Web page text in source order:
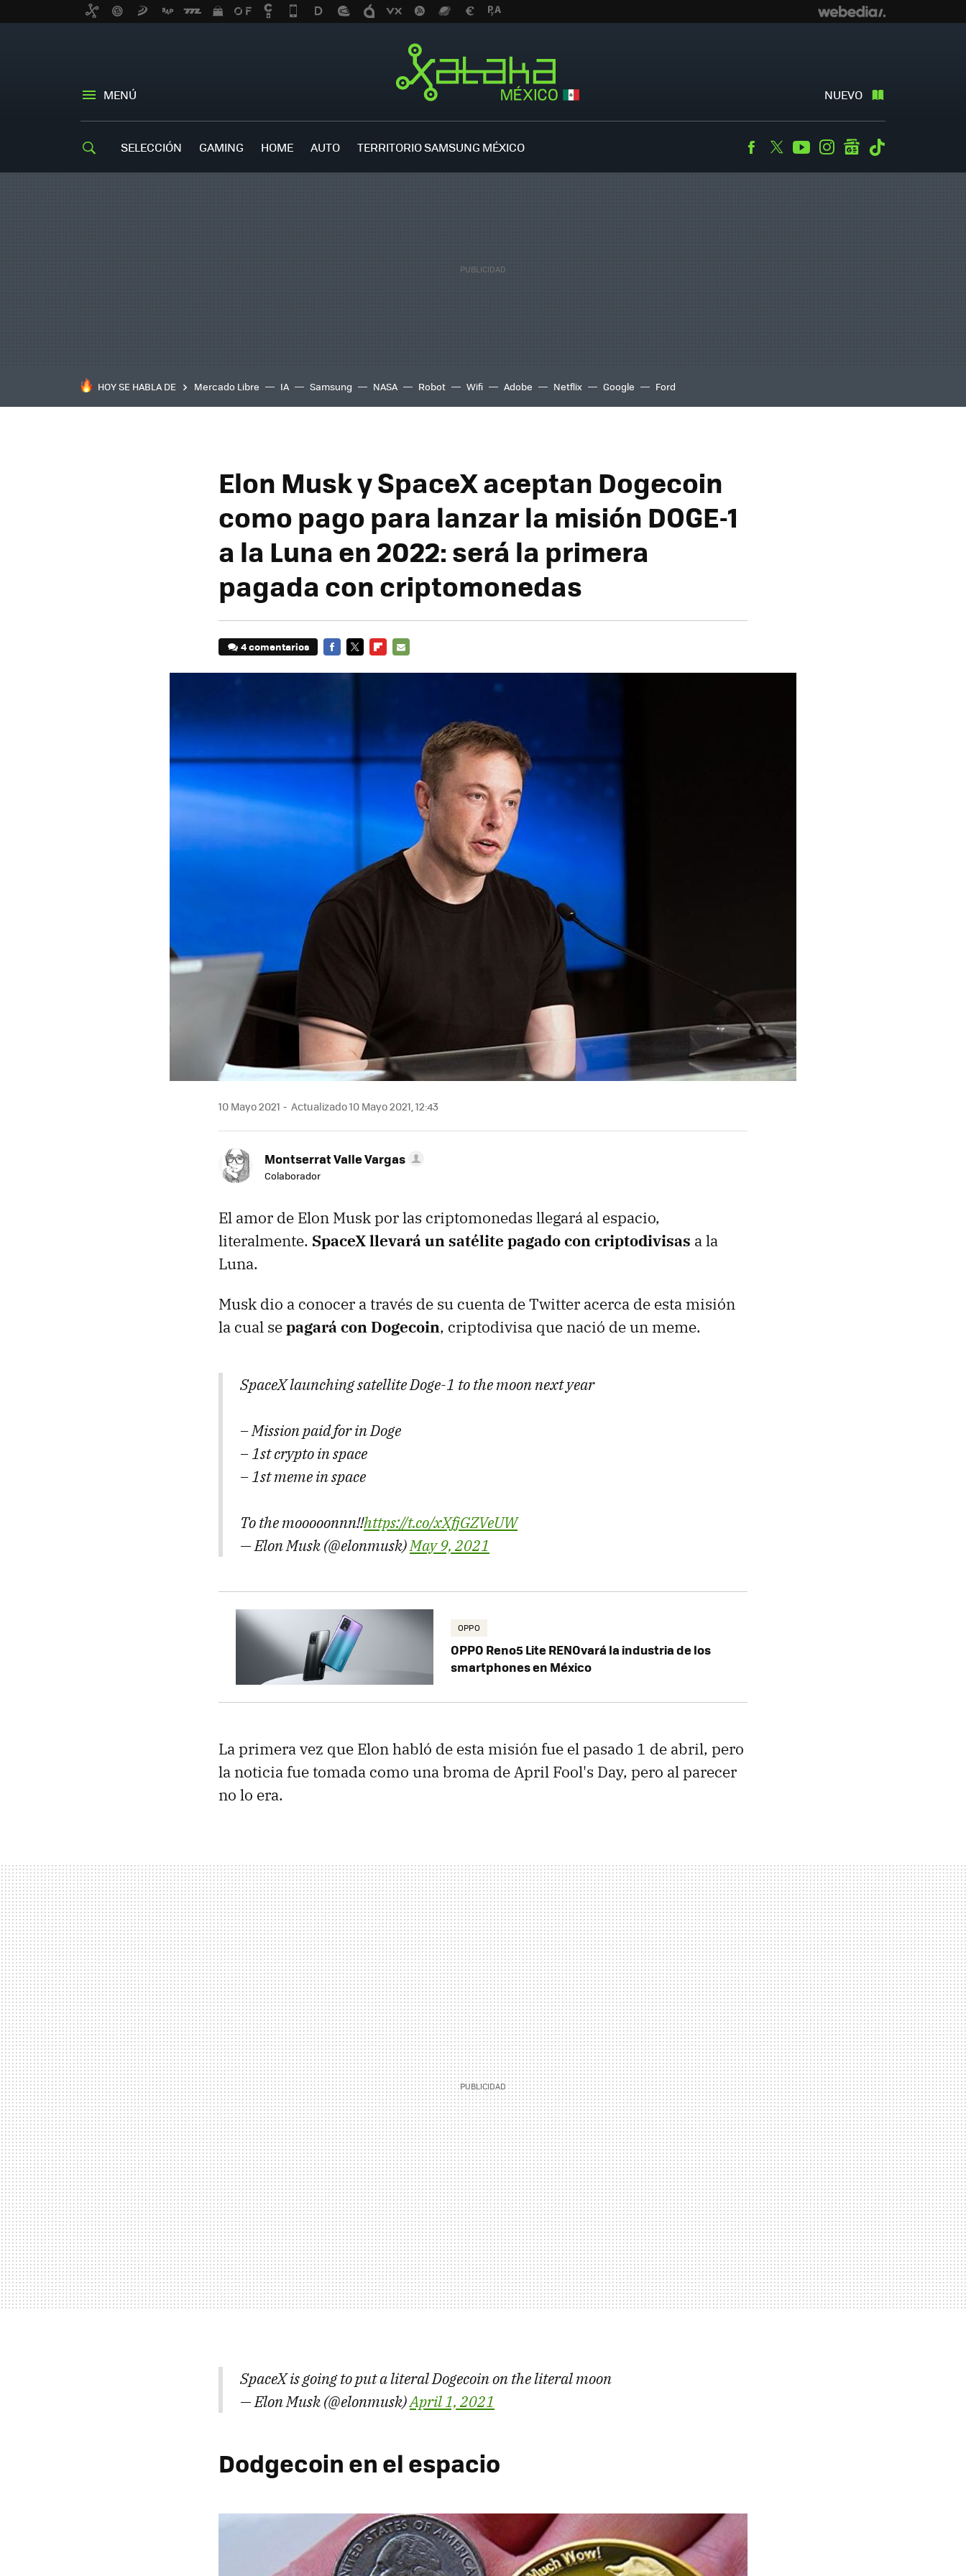
MENÚ NUEVO
SELECCIÓN GAMING HOME AUTO TERRITORIO SAMSUNG MÉXICO Facebook
TwitterYoutubeInstagramgooglenews
HOY SE HABLA DE Mercado Libre IA Samsung NASA Robot Wifi Adobe Netflix Google Ford
Elon Musk y SpaceX aceptan Dogecoin
como pago para lanzar la misión DOGE-1
a la Luna en 2022: será la primera
pagada con criptomonedas
4 comentarios
10 Mayo 2021 Actualizado 10 Mayo 2021, 12:43
Montserrat Valle Vargas
Colaborador
El amor de Elon Musk por las criptomonedas llegará al espacio,
literalmente. SpaceX llevará un satélite pagado con criptodivisas a la
Luna.
Musk dio a conocer a través de su cuenta de Twitter acerca de esta misión
la cual sepagará con Dogecoin, criptodivisa que nació de un meme.
SpaceX launching satellite Doge-1 to the moon next year
– Mission paid for in Doge
– 1st crypto in space
– 1st meme in space
To the mooooonnn!!https://t.co/xXfjGZVeUW
— Elon Musk (@elonmusk)May 9, 2021
OPPO
OPPO Reno5 Lite RENOvará la industria de los
smartphones en México
La primera vez que Elon habló de esta misión fue el pasado 1 de abril, pero
la noticia fue tomada como una broma de April Fool's Day, pero al parecer
no lo era.
SpaceX is going to put a literal Dogecoin on the literal moon
— Elon Musk (@elonmusk)April 1, 2021
Dodgecoin en el espacio